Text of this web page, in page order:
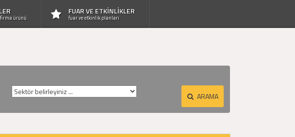
ürünü
FUAR VE ETKİNLİKLER
fuar ve etkinlik planları
ARAMA